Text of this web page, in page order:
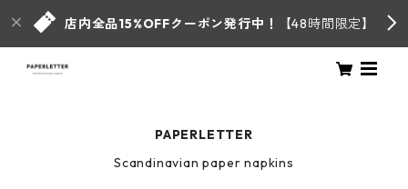
店内全品15%OFFクーポン発行中！ 【48時間限定】
PAPERLETTER
Scandinavian paper napkins